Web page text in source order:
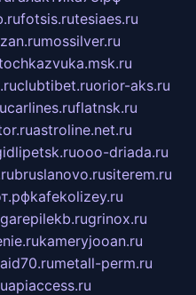
fotsis.rutesiaes.ru
mossilver.ru
clubtibet.ruorior-aks.ru
carlines.ruflatnsk.ru
astroline.net.ru
ooo-driada.ru
bruslanovo.rusiterem.ru
kafekolizey.ru
grinox.ru
kameryjooan.ru
aid70.rumetall-perm.ru
apiaccess.ru